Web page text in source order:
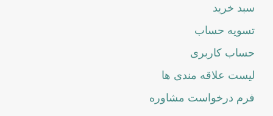
سبد خرید
تسویه حساب
حساب کاربری
لیست علاقه مندی ها
فرم درخواست مشاوره